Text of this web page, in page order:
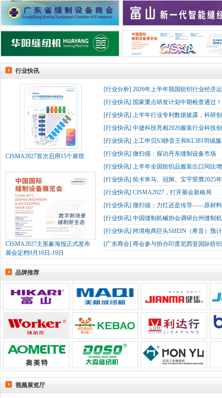
行业快讯
CISMA2027首次启用15个展馆
CISMA2027主形象海报正式发布
展会定档9月16日-19日
[行业分析] 2026年上半年我国纺织行业经济
[行业快讯] 国家重点研发计划中期检查通过
[行业快讯] 上半年行业专利数据披露，科研
[行业快讯] 中捷科技亮相2026服装行业科技
[行业快讯] 上工申贝S3静音王和KL381羽绒
[行业快讯] 微扫描：探访丹东缝制设备市场
[行业快讯] 上半年全国纺织品服装出口同比
[行业快讯] 拓卡奔马、冠炯、宝宇荣膺2025
[行业快讯] CISMA2027，打开展会新格局
[行业快讯] 微扫描：力扛还是传导——原材
[行业快讯] 中国缝制机械协会调研台州缝制
[行业快讯] 跨境电商巨头SHEIN（希音）预
[广东商会] 商会参与协办印度尼西亚国际纺
品牌推荐
视频展览厅